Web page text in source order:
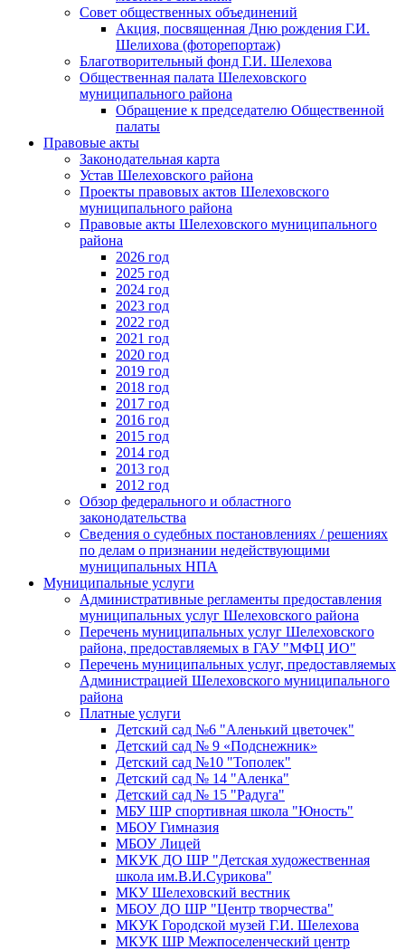
Совет общественных объединений
Акция, посвященная Дню рождения Г.И.
Шелихова (фоторепортаж)
Благотворительный фонд Г.И. Шелехова
Общественная палата Шелеховского
муниципального района
Обращение к председателю Общественной
палаты
Правовые акты
Законодательная карта
Устав Шелеховского района
Проекты правовых актов Шелеховского
муниципального района
Правовые акты Шелеховского муниципального
района
2026 год
2025 год
2024 год
2023 год
2022 год
2021 год
2020 год
2019 год
2018 год
2017 год
2016 год
2015 год
2014 год
2013 год
2012 год
Обзор федерального и областного
законодательства
Сведения о судебных постановлениях / решениях
по делам о признании недействующими
муниципальных НПА
Муниципальные услуги
Административные регламенты предоставления
муниципальных услуг Шелеховского района
Перечень муниципальных услуг Шелеховского
района, предоставляемых в ГАУ "МФЦ ИО"
Перечень муниципальных услуг, предоставляемых
Администрацией Шелеховского муниципального
района
Платные услуги
Детский сад №6 "Аленький цветочек"
Детский сад № 9 «Подснежник»
Детский сад №10 "Тополек"
Детский сад № 14 "Аленка"
Детский сад № 15 "Радуга"
МБУ ШР спортивная школа "Юность"
МБОУ Гимназия
МБОУ Лицей
МКУК ДО ШР "Детская художественная
школа им.В.И.Сурикова"
МКУ Шелеховский вестник
МБОУ ДО ШР "Центр творчества"
МКУК Городской музей Г.И. Шелехова
МКУК ШР Межпоселенческий центр